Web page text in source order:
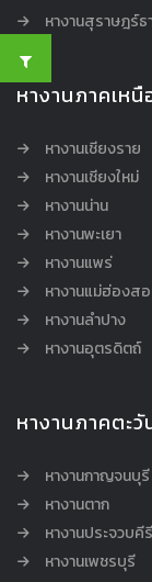
หางานสุราษฎร์ธ
หางานภาคเหนื
หางานเชียงราย
หางานเชียงใหม่
หางานน่าน
หางานพะเยา
หางานแพร่
หางานแม่ฮ่องส
หางานลำปาง
หางานอุตรดิตถ์
หางานภาคตะ
หางานกาญจนบุรี
หางานตาก
หางานประจวบคี
หางานเพชรบุรี